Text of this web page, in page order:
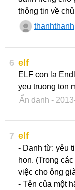
thông tin về
thanhthanh
6 elf
ELF con la
yeu truong ton
Ẩn danh -
7 elf
- Danh từ: yêu
hon. (Trong
việc cho ông
- Tên của một